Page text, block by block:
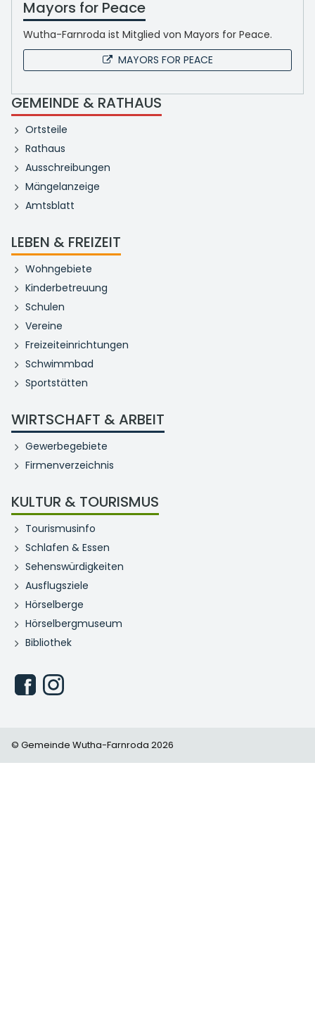
Mayors for Peace
Wutha-Farnroda ist Mitglied von Mayors for Peace.
MAYORS FOR PEACE
GEMEINDE & RATHAUS
Ortsteile
Rathaus
Ausschreibungen
Mängelanzeige
Amtsblatt
LEBEN & FREIZEIT
Wohngebiete
Kinderbetreuung
Schulen
Vereine
Freizeiteinrichtungen
Schwimmbad
Sportstätten
WIRTSCHAFT & ARBEIT
Gewerbegebiete
Firmenverzeichnis
KULTUR & TOURISMUS
Tourismusinfo
Schlafen & Essen
Sehenswürdigkeiten
Ausflugsziele
Hörselberge
Hörselbergmuseum
Bibliothek
© Gemeinde Wutha-Farnroda 2026